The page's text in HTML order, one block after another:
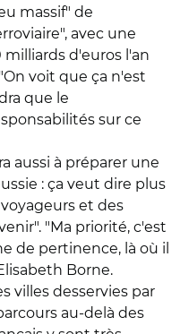
massif" de
avec une
d'euros l'an
voit que ça n'est
que le
sur ce
aussi à préparer une
: ça veut dire plus
et des
"Ma priorité, c'est
de pertinence, là où il
Borne.
villes desservies par
au-delà des